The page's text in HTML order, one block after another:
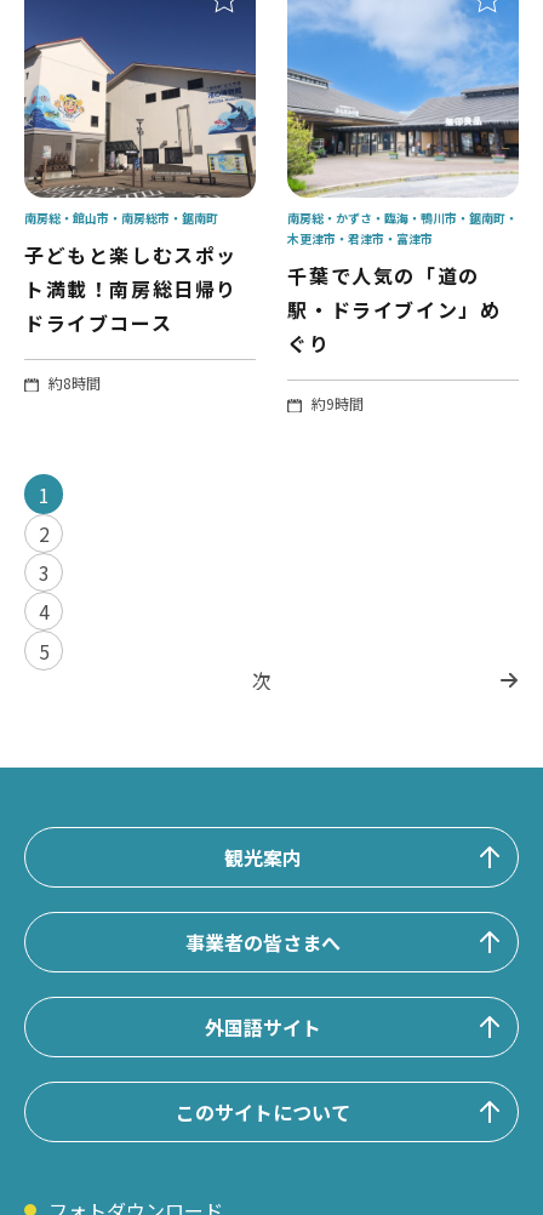
子どもと楽しむスポッ
ト満載！南房総日帰り
ドライブコース
約8時間
南房総 館山市 南房総市 鋸南町
千葉で人気の「道の
駅・ドライブイン」め
ぐり
約9時間
南房総 かずさ・臨海 鴨川市
鋸南町
木更津市
君津市 富津市
1
2
3
4
5
次
観光案内
事業者の皆さまへ
外国語サイト
このサイトについて